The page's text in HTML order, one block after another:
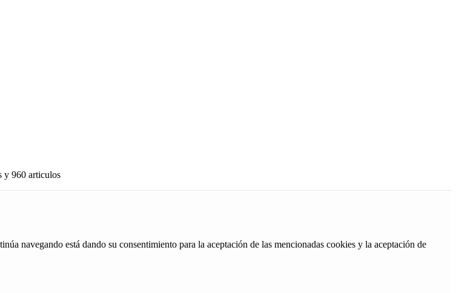
y 960 articulos
navegando está dando su consentimiento para la aceptación de las mencionadas cookies y la aceptación de